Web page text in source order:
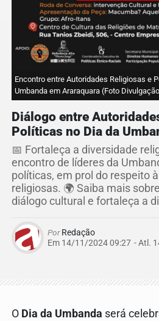
Encontro entre Autoridades Religiosas e
Umbanda em Araraquara (Foto
Diálogo entre
Políticas no Dia da
📅 Fortaleça a diversidade
encontro de líderes da
políticas, em prol do respeito
religiosas. 🌍 Saiba mais
diálogo cultural e fortaleça a
PorRedação
Em 14/11/2024 09:27 - Atl.
O Dia da Umbanda será